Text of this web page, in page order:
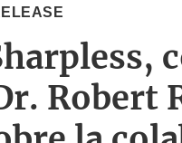
Robert